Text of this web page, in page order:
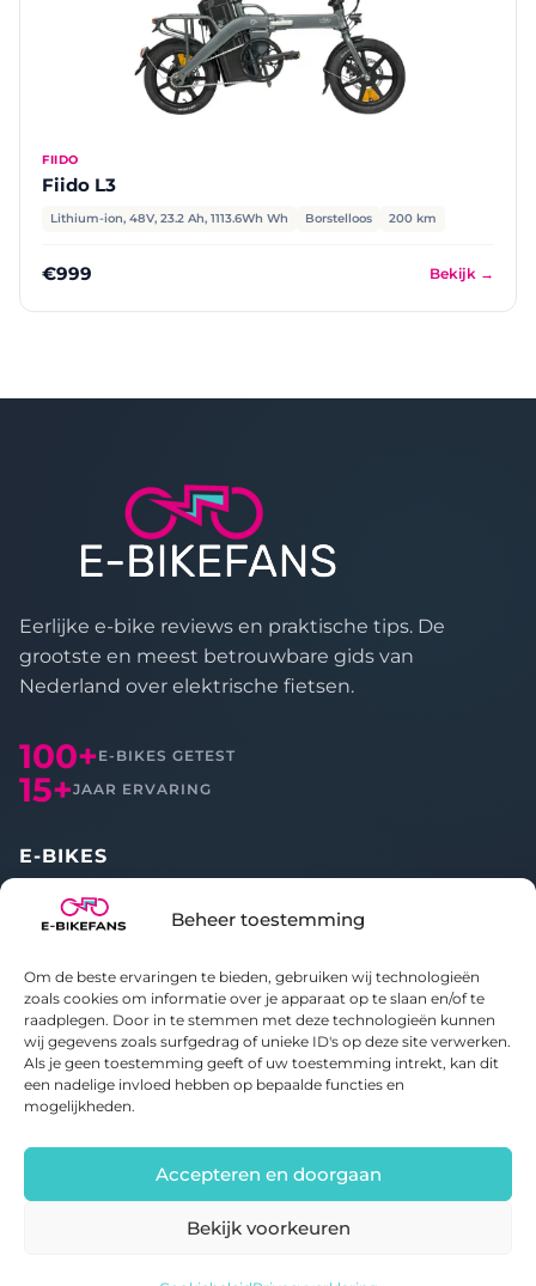
Beheer toestemming
Om de beste ervaringen te bieden, gebruiken wij technologieën
zoals cookies om informatie over je apparaat op te slaan en/of te
raadplegen. Door in te stemmen met deze technologieën kunnen
wij gegevens zoals surfgedrag of unieke ID's op deze site verwerken.
Als je geen toestemming geeft of uw toestemming intrekt, kan dit
een nadelige invloed hebben op bepaalde functies en
mogelijkheden.
Accepteren en doorgaan
Bekijk voorkeuren
FIIDO
Fiido L3
Lithium-ion, 48V, 23.2 Ah, 1113.6Wh Wh Borstelloos 200 km
€999 Bekijk →
Eerlijke e-bike reviews en praktische tips. De
grootste en meest betrouwbare gids van
Nederland over elektrische fietsen.
100+ E-BIKES GETEST
15+JAAR ERVARING
E-BIKES
Alle reviews
Vergelijken
OVER ONS
Over E-bikefans
Contact
Privacybeleid
© 2020-2026 E-bikefans. Alle rechten voorbehouden.